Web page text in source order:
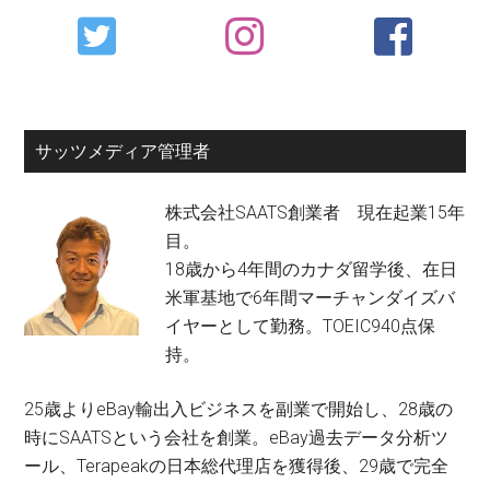
Primary
Sidebar
サッツメディア管理者
株式会社SAATS創業者 現在起業15年
目。
18歳から4年間のカナダ留学後、在日
米軍基地で6年間マーチャンダイズバ
イヤーとして勤務。TOEIC940点保
持。
25歳よりeBay輸出入ビジネスを副業で開始し、28歳の
時にSAATSという会社を創業。eBay過去データ分析ツ
ール、Terapeakの日本総代理店を獲得後、29歳で完全